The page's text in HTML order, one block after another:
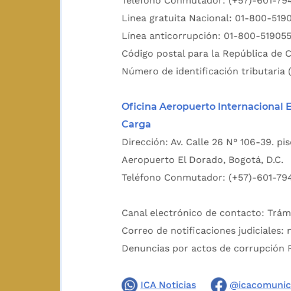
Linea gratuita Nacional: 01-800-
Línea anticorrupción: 01-800-
Código postal para la República de
Número de identificación tributaria
Oficina Aeropuerto Internacional
Carga
Dirección: Av. Calle 26 N° 106-39.
Aeropuerto El Dorado, Bogotá, D.C.
Teléfono Conmutador: (+57)-601-
Canal electrónico de contacto:
Correo de notificaciones judiciales:
Denuncias por actos de corrupción
ICA Noticias